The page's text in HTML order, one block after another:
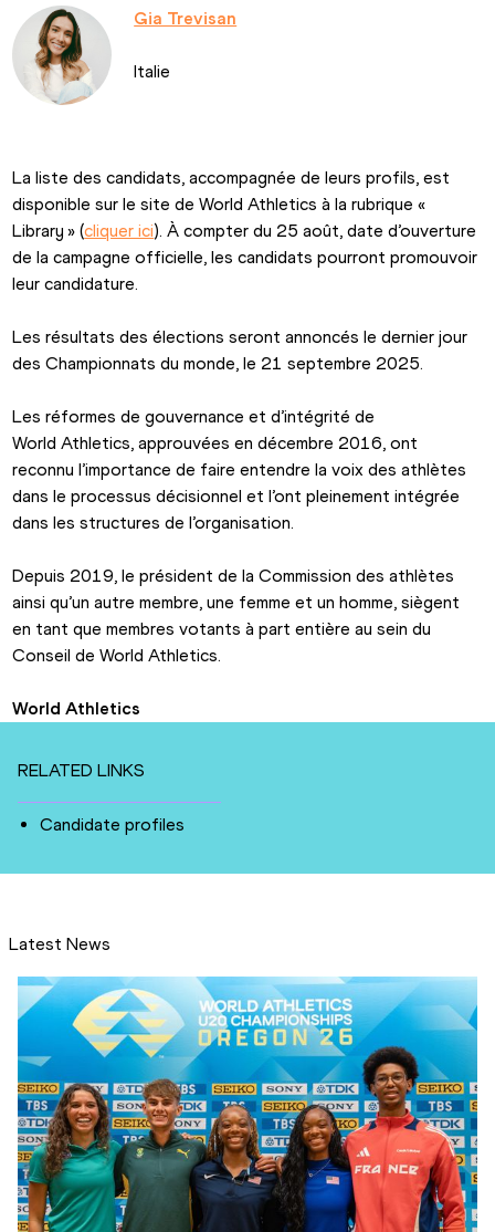
Gia Trevisan
Italie
La liste des candidats, accompagnée de leurs profils, est
disponible sur le site de World Athletics à la rubrique «
Library » (cliquer ici). À compter du 25 août, date d’ouverture
de la campagne officielle, les candidats pourront promouvoir
leur candidature.
Les résultats des élections seront annoncés le dernier jour
des Championnats du monde, le 21 septembre 2025.
Les réformes de gouvernance et d’intégrité de
World Athletics, approuvées en décembre 2016, ont
reconnu l’importance de faire entendre la voix des athlètes
dans le processus décisionnel et l’ont pleinement intégrée
dans les structures de l’organisation.
Depuis 2019, le président de la Commission des athlètes
ainsi qu’un autre membre, une femme et un homme, siègent
en tant que membres votants à part entière au sein du
Conseil de World Athletics.
World Athletics
RELATED LINKS
Candidate profiles
Latest News